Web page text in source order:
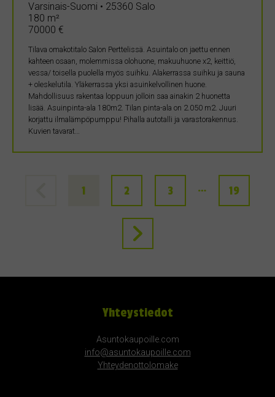
Varsinais-Suomi • 25360 Salo
180 m²
70000 €
Tilava omakotitalo Salon Perttelissä. Asuintalo on jaettu ennen
kahteen osaan, molemmissa olohuone, makuuhuone x2, keittiö,
vessa/ toisella puolella myös suihku. Alakerrassa suihku ja sauna
+ oleskelutila. Yläkerrassa yksi asuinkelvollinen huone.
Mahdollisuus rakentaa loppuun jolloin saa ainakin 2 huonetta
lisää. Asuinpinta-ala 180m2. Tilan pinta-ala on 2.050 m2. Juuri
korjattu ilmalämpöpumppu! Pihalla autotalli ja varastorakennus.
Kuvien tavarat…
1 2 3 … 19
Yhteystiedot
Asuntokaupoille.com
info@asuntokaupoille.com
Yhteydenottolomake